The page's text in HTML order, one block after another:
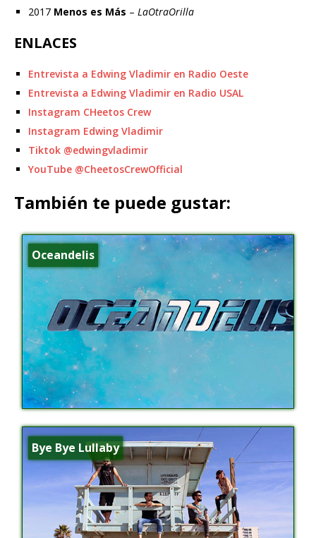
2017 Menos es Más – LaOtraOrilla
ENLACES
Entrevista a Edwing Vladimir en Radio Oeste
Entrevista a Edwing Vladimir en Radio USAL
Instagram CHeetos Crew
Instagram Edwing Vladimir
Tiktok @edwingvladimir
YouTube @CheetosCrewOfficial
También te puede gustar:
Oceandelis
Bye Bye Lullaby